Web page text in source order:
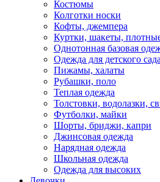
Костюмы
Колготки носки
Кофты, джемпера
Куртки, шакеты,
Однотонная базовая
Одежда для детского сада
Пижамы, халаты
Рубашки, поло
Теплая одежда
Толстовки, водолазки,
Футболки, майки
Шорты, бриджи, капри
Джинсовая одежда
Нарядная одежда
Школьная одежда
Одежда для высоких